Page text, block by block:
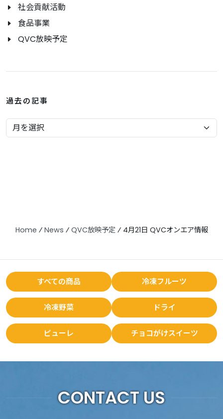
社会貢献活動
食品事業
QVC放映予定
過去の記事
Home ⁄ News ⁄ QVC放映予定⁄ 4月21日 QVCオンエア情報
すべての商品 冷凍フルーツ
冷凍野菜 ドライ
ピューレ チョコがけスイーツ
CONTACT US